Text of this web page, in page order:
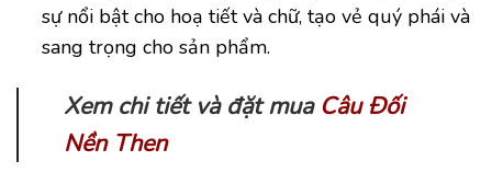
sự nổi bật cho hoạ tiết và chữ, tạo vẻ quý phái và
sang trọng cho sản phẩm.
Xem chi tiết và đặt mua Câu Đối
Nền Then